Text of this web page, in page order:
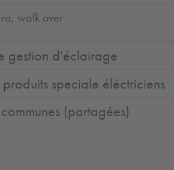
walk over
gestion d'éclairage
speciale éléctriciens
(partagées)